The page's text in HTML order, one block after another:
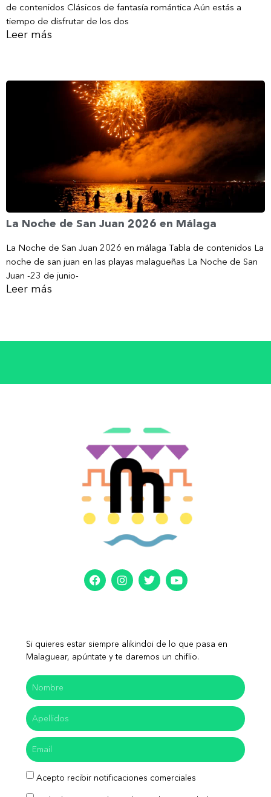
de contenidos Clásicos de fantasía romántica Aún estás a
tiempo de disfrutar de los dos
Leer más
La Noche de San Juan 2026 en Málaga
La Noche de San Juan 2026 en málaga Tabla de contenidos La
noche de san juan en las playas malagueñas La Noche de San
Juan -23 de junio-
Leer más
Si quieres estar siempre alikindoi de lo que pasa en
Malaguear, apúntate y te daremos un chiflio.
Acepto recibir notificaciones comerciales